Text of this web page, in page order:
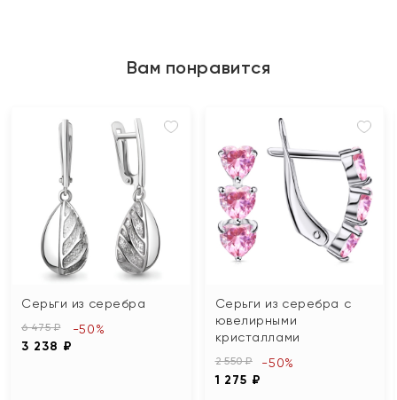
Вам понравится
Серьги из серебра
6 475 ₽
3 238 ₽
-50%
Серьги из серебра с
ювелирными
кристаллами
2 550 ₽
1 275 ₽
-50%